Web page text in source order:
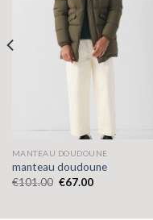
MANTEAU DOUDOUNE
manteau doudoune
€101.00 €67.00